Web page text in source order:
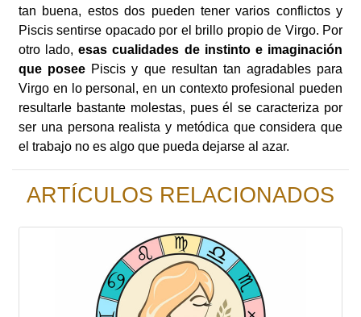
tan buena, estos dos pueden tener varios conflictos y
Piscis sentirse opacado por el brillo propio de Virgo. Por
otro lado,esas cualidades de instinto e imaginación
que posee Piscis y que resultan tan agradables para
Virgo en lo personal, en un contexto profesional pueden
resultarle bastante molestas, pues él se caracteriza por
ser una persona realista y metódica que considera que
el trabajo no es algo que pueda dejarse al azar.
ARTÍCULOS RELACIONADOS